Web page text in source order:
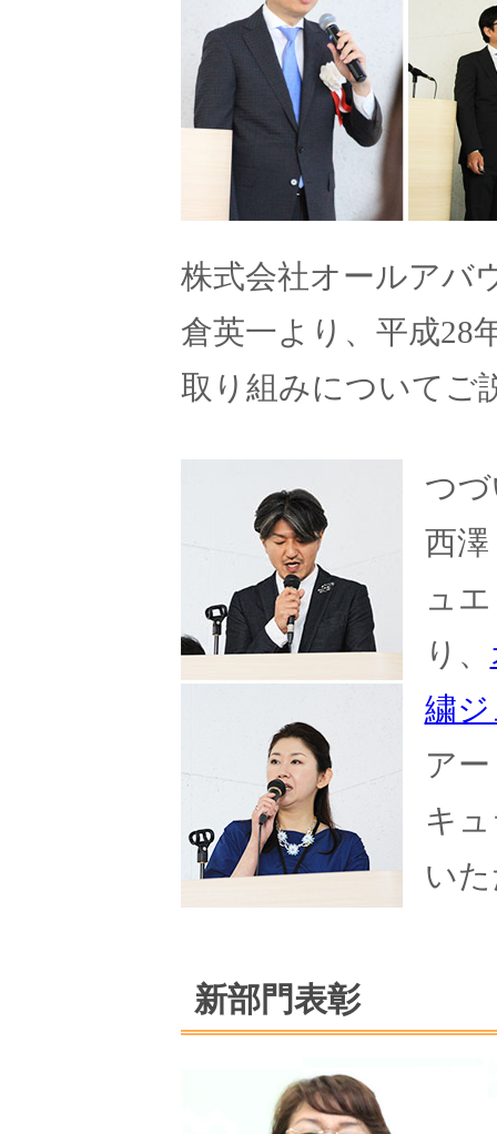
株式会社オールアバ
倉英一より、平成28
取り組みについてご
つ
西
ュ
り、
繍
ア
キ
い
新部門表彰